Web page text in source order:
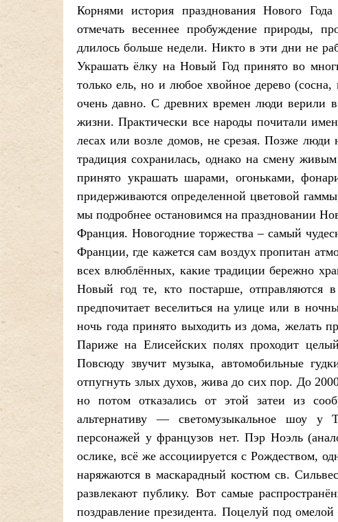
Корнями история празднования Нового
отмечать весеннее пробуждение природы,
длилось больше недели. Никто в эти дни не
Украшать ёлку на Новый Год принято во
только ель, но и любое хвойное дерево
очень давно. С древних времен люди верили
жизни. Практически все народы почитали
лесах или возле домов, не срезая. Позже люди
традиция сохранилась, однако на смену
принято украшать шарами, огоньками,
придерживаются определенной цветовой
мы подробнее остановимся на праздновании
Франция. Новогодние торжества – самый
Франции, где кажется сам воздух пропитан
всех влюблённых, какие традиции бережно
Новый год те, кто постарше, отправляются
предпочитает веселиться на улице или в
ночь года принято выходить из дома, желать
Париже на Елисейских полях проходит
Повсюду звучит музыка, автомобильные
отпугнуть злых духов, жива до сих пор. До
но потом отказались от этой затеи из
альтернативу — светомузыкальное шоу у
персонажей у французов нет. Пэр Ноэль
ослике, всё же ассоциируется с Рождеством,
наряжаются в маскарадный костюм св.
развлекают публику. Вот самые
поздравление президента. Поцелуй под